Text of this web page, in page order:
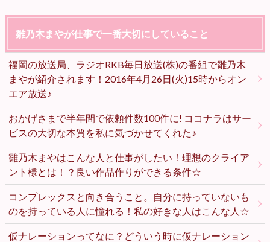
雛乃木まやが仕事で一番大切にしていること
福岡の放送局、ラジオRKB毎日放送(株)の番組で雛乃木
まやが紹介されます！2016年4月26日(火)15時からオン
エア放送♪
おかげさまで半年間で依頼件数100件に! ココナラはサー
ビスの大切な本質を私に気づかせてくれた♪
雛乃木まやはこんな人と仕事がしたい！理想のクライア
ント様とは！？良い作品作りができる条件☆
コンプレックスと向き合うこと。自分に持っていないも
のを持っている人に憧れる！私の好きな人はこんな人☆
仮ナレーションってなに？どういう時に仮ナレーション